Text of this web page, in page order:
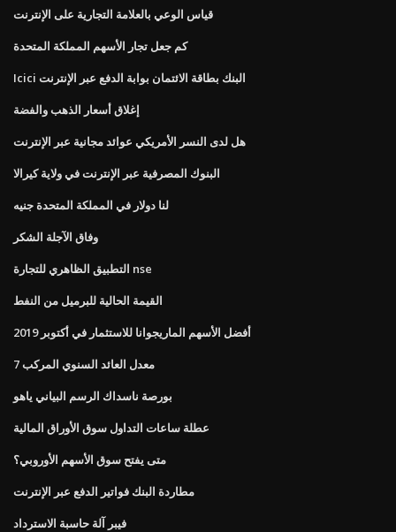
قياس الوعي بالعلامة التجارية على الإنترنت
كم جعل تجار الأسهم المملكة المتحدة
Icici البنك بطاقة الائتمان بوابة الدفع عبر الإنترنت
إغلاق أسعار الذهب والفضة
هل لدى النسر الأمريكي عوائد مجانية عبر الإنترنت
البنوك المصرفية عبر الإنترنت في ولاية كيرالا
لنا دولار في المملكة المتحدة جنيه
وفاق الآجلة الشكر
التطبيق الظاهري للتجارة nse
القيمة الحالية للبرميل من النفط
أفضل الأسهم الماريجوانا للاستثمار في أكتوبر 2019
7 معدل العائد السنوي المركب
بورصة ناسداك الرسم البياني ياهو
عطلة ساعات التداول سوق الأوراق المالية
متى يفتح سوق الأسهم الأوروبي؟
مطاردة البنك فواتير الدفع عبر الإنترنت
فيبر آلة حاسبة الاسترداد